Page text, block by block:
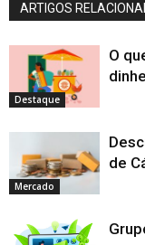
ARTIGOS
Destaque
O
Mercado
de